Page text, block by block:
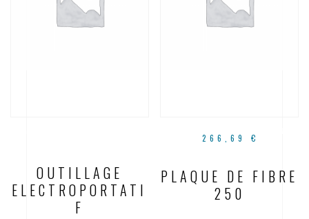
OUTILLAGE
ELECTROPORTATI
F
266,69 €
PLAQUE DE FIBRE
250